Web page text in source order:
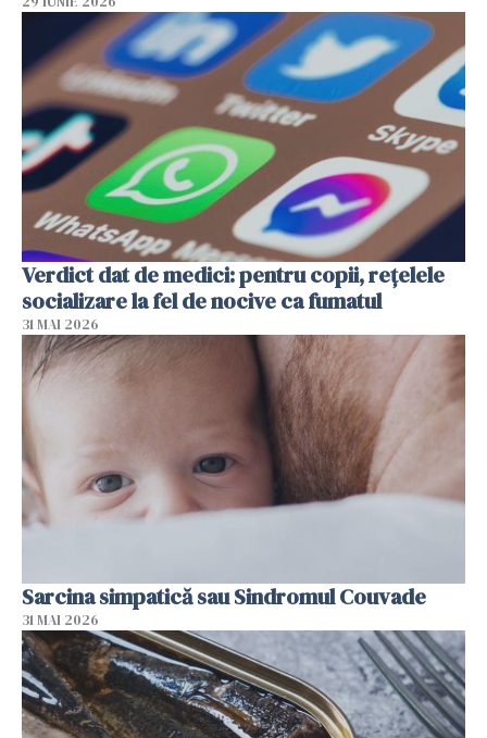
Verdict dat de medici: pentru copii, rețelele
socializare la fel de nocive ca fumatul
31 MAI 2026
Sarcina simpatică sau Sindromul Couvade
31 MAI 2026